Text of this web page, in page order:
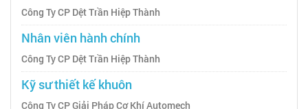
Công Ty CP Dệt Trần Hiệp Thành
Nhân viên hành chính
Công Ty CP Dệt Trần Hiệp Thành
Kỹ sư thiết kế khuôn
Công Ty CP Giải Pháp Cơ Khí Automech